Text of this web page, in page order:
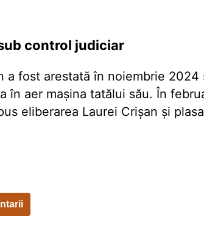
control judiciar
a fost arestată în noiembrie
în aer maşina tatălui său. În
eliberarea Laurei Crişan și